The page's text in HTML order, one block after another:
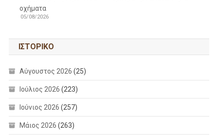
οχήματα
05/08/2026
ΙΣΤΟΡΙΚΌ
Αύγουστος 2026 (25)
Ιούλιος 2026 (223)
Ιούνιος 2026 (257)
Μάιος 2026 (263)